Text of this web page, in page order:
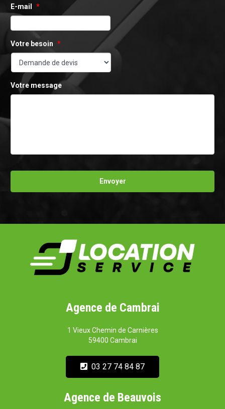
E-mail *
Votre besoin *
Votre message
Agence de Cambrai
1 Vieux Chemin de Carnières
59400 Cambrai
03 27 74 84 87
Agence de Beauvois